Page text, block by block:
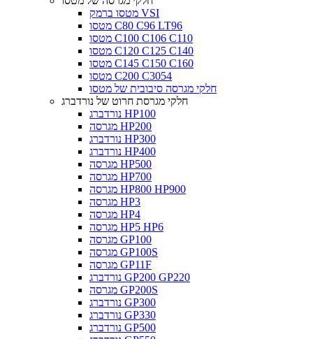
מטסו ברמק VSI
מטסו C80 C96 LT96
מטסו C100 C106 C110
מטסו C120 C125 C140
מטסו C145 C150 C160
מטסו C200 C3054
חלקי מגרסה סיבובית של מטסו
חלקי מגרסת חרוט של נורדברג
נורדברג HP100
מגרסה HP200
נורדברג HP300
נורדברג HP400
מגרסה HP500
מגרסה HP700
מגרסה HP800 HP900
מגרסה HP3
מגרסה HP4
מגרסה HP5 HP6
מגרסה GP100
מגרסה GP100S
מגרסה GP11F
נורדברג GP200 GP220
מגרסה GP200S
נורדברג GP300
נורדברג GP330
נורדברג GP500